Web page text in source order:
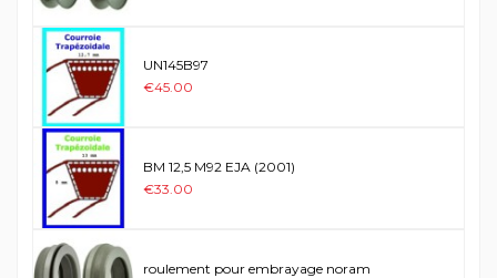
UN145B97
€45.00
BM 12,5 M92 EJA (2001)
€33.00
roulement pour embrayage noram